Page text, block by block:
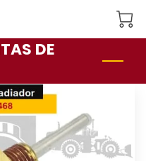
DE